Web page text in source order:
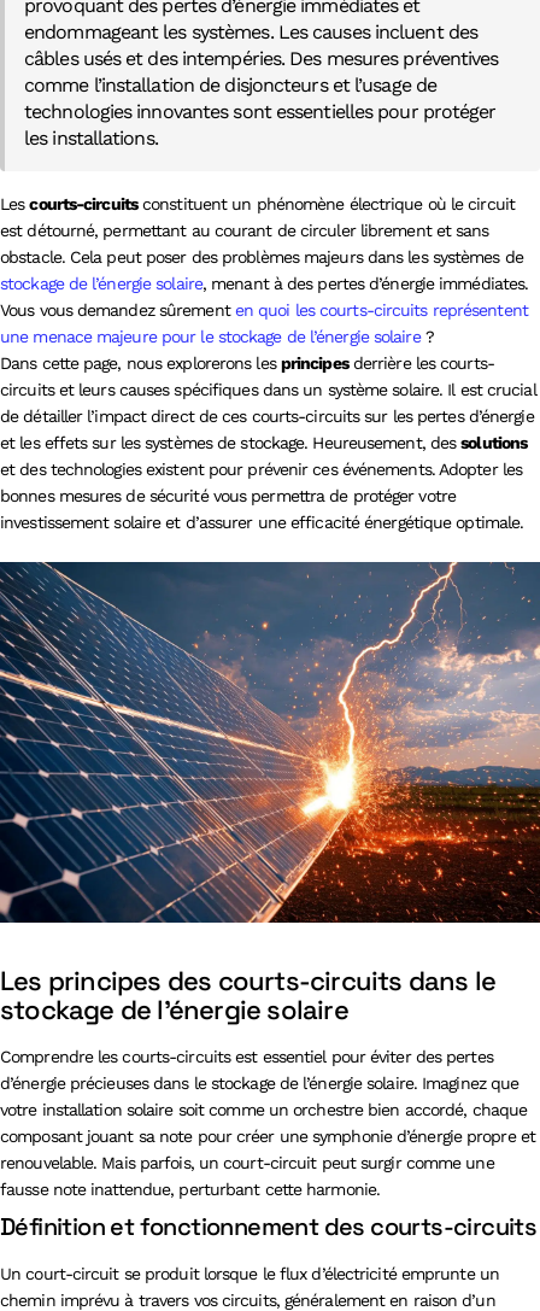
provoquant des pertes d’énergie immédiates et
endommageant les systèmes. Les causes incluent des
câbles usés et des intempéries. Des mesures préventives
comme l’installation de disjoncteurs et l’usage de
technologies innovantes sont essentielles pour protéger
les installations.
Lescourts-circuitsconstituent un phénomène électrique où le circuit
est détourné, permettant au courant de circuler librement et sans
obstacle. Cela peut poser des problèmes majeurs dans les systèmes de
stockage de l’énergie solaire, menant à des pertes d’énergie immédiates.
Vous vous demandez sûrementen quoi les courts-circuits représentent
une menace majeure pour le stockage de l’énergie solaire?
Dans cette page, nous explorerons lesprincipesderrière les courts-
circuits et leurs causes spécifiques dans un système solaire. Il est crucial
de détailler l’impact direct de ces courts-circuits sur les pertes d’énergie
et les effets sur les systèmes de stockage. Heureusement, dessolutions
et des technologies existent pour prévenir ces événements. Adopter les
bonnes mesures de sécurité vous permettra de protéger votre
investissement solaire et d’assurer une efficacité énergétique optimale.
Les principes des courts-circuits dans le
stockage de l’énergie solaire
Comprendre les courts-circuits est essentiel pour éviter des pertes
d’énergie précieuses dans le stockage de l’énergie solaire. Imaginez que
votre installation solaire soit comme un orchestre bien accordé, chaque
composant jouant sa note pour créer une symphonie d’énergie propre et
renouvelable. Mais parfois, un court-circuit peut surgir comme une
fausse note inattendue, perturbant cette harmonie.
Définition et fonctionnement des courts-circuits
Un court-circuit se produit lorsque le flux d’électricité emprunte un
chemin imprévu à travers vos circuits, généralement en raison d’un